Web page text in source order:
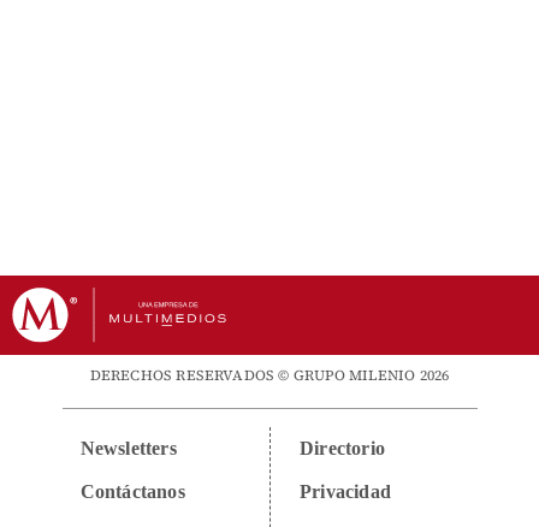
DERECHOS RESERVADOS © GRUPO MILENIO 2026
Newsletters
Contáctanos
Directorio
Privacidad